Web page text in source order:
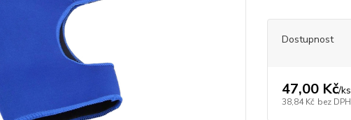
Dostupnost
47,00 Kč/ks
38,84 Kč bez DPH